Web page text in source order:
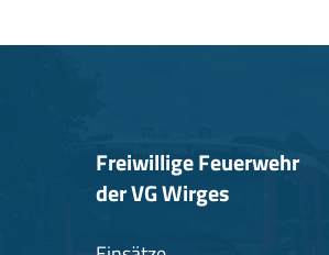
Freiwillige Feuerwehr
der VG Wirges